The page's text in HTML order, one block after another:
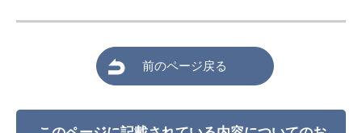
前のページ戻る